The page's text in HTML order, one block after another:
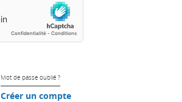
Mot de passe oublié ?
Créer un compte